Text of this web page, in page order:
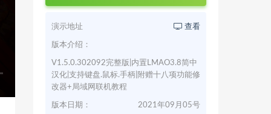
演示地址 查看
版本介绍：
V1.5.0.302092完整版|内置LMAO3.8简中
汉化|支持键盘.鼠标.手柄|附赠十八项功能修
改器+局域网联机教程
版本日期： 2021年09月05号